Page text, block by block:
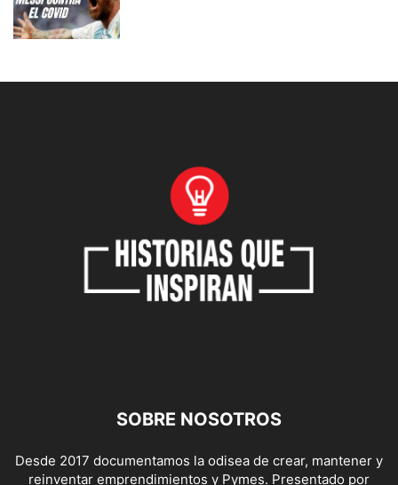
SOBRE NOSOTROS
Desde 2017 documentamos la odisea de crear, mantener y
reinventar emprendimientos y Pymes. Presentado por